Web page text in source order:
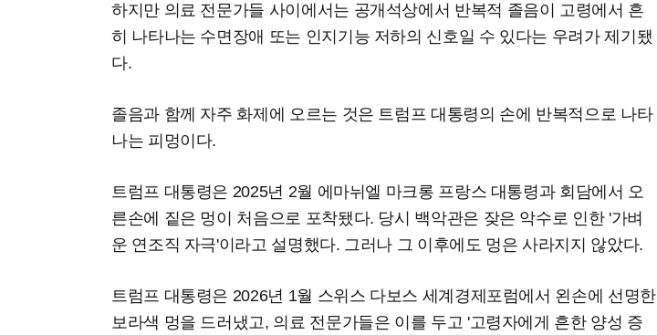
하지만 의료 전문가들 사이에서는 공개석상에서 반복적 졸음이 고령에서 흔
히 나타나는 수면장애 또는 인지기능 저하의 신호일 수 있다는 우려가 제기됐
다.
졸음과 함께 자주 화제에 오르는 것은 트럼프 대통령의 손에 반복적으로 나타
나는 피멍이다.
트럼프 대통령은 2025년 2월 에마뉘엘 마크롱 프랑스 대통령과 회담에서 오
른손에 짙은 멍이 처음으로 포착됐다. 당시 백악관은 잦은 악수로 인한 '가벼
운 연조직 자극'이라고 설명했다. 그러나 그 이후에도 멍은 사라지지 않았다.
트럼프 대통령은 2026년 1월 스위스 다보스 세계경제포럼에서 왼손에 선명한
보라색 멍을 드러냈고, 의료 전문가들은 이를 두고 '고령자에게 흔한 양성 증